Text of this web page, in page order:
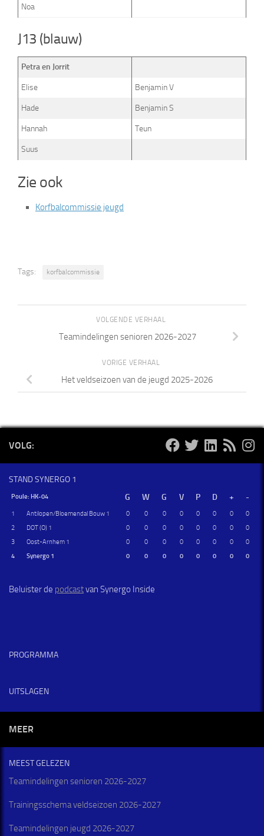
Noa
J13 (blauw)
Petra en Jorrit
Elise Benjamin V
Hade Benjamin S
Hannah Teun
Suus
Zie ook
Korfbalcommissie jeugd
Tags: korfbalcommissie
VOLGENDE VERHAAL
Teamindelingen senioren 2026-2027
VORIGE VERHAAL
Het veldseizoen van de jeugd 2025-2026
VOLG:
STAND SYNERGO 1
Poule: HK-04
1 Antilopen/Bloemendal Bouw 1 0 0 0 0 0 0 0
0
2
DOT (O) 1 0 0 0 0 0 0 0
0
3
Oost-Arnhem 1 0 0 0 0 0 0 0
0
4
Synergo 1 0 0 0 0 0 0 0 0
Beluister de podcastvan Synergo Inside
PROGRAMMA
UITSLAGEN
MEER
MEEST GELEZEN
Teamindelingen senioren 2026-2027
Trainingsschema veldseizoen 2026-2027
Teamindelingen jeugd 2026-2027